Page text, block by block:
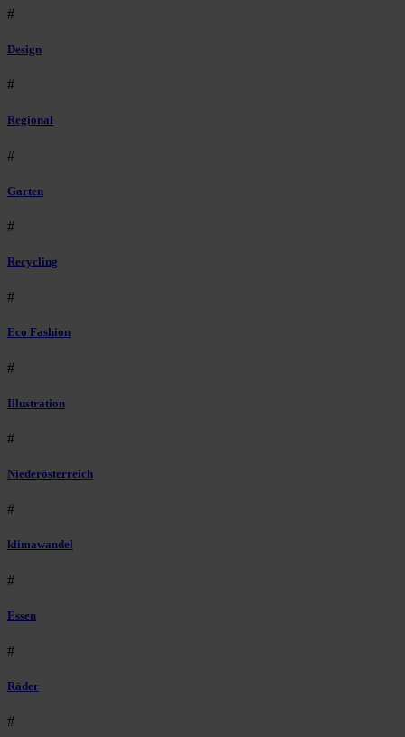
#
Design
#
Regional
#
Garten
#
Recycling
#
Eco Fashion
#
Illustration
#
Niederösterreich
#
klimawandel
#
Essen
#
Räder
#